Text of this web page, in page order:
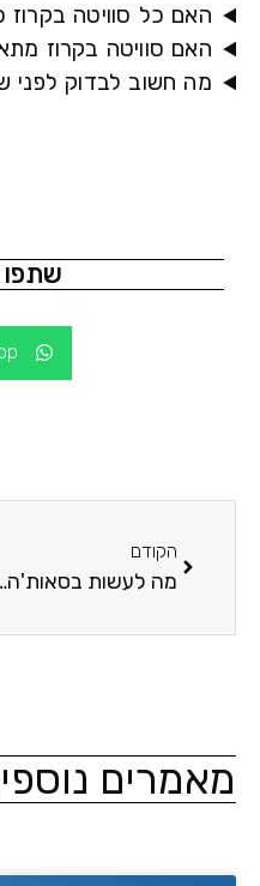
כל סוויטה בקרוז
סוויטה בקרוז מתאימה
חשוב לבדוק לפני
שתפו
מה לעשות בסאות'המפטון לפני או אחרי הקרוז?
נוספים